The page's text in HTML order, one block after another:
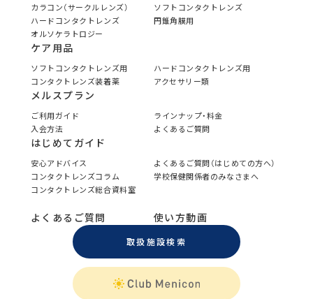
カラコン（サークルレンズ）
ソフトコンタクトレンズ
ハードコンタクトレンズ
円錐角膜用
オルソケラトロジー
ケア用品
ソフトコンタクトレンズ用
ハードコンタクトレンズ用
コンタクトレンズ装着薬
アクセサリー類
メルスプラン
ご利用ガイド
ラインナップ・料金
入会方法
よくあるご質問
はじめてガイド
安心アドバイス
よくあるご質問（はじめての方へ）
コンタクトレンズコラム
学校保健関係者のみなさまへ
コンタクトレンズ総合資料室
よくあるご質問 使い方動画
取扱施設検索